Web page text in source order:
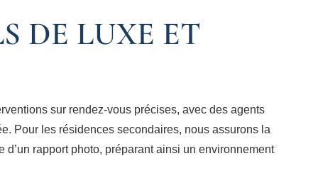
DE LUXE ET
sur rendez-vous précises, avec des agents
Pour les résidences secondaires, nous assurons la
rapport photo, préparant ainsi un environnement